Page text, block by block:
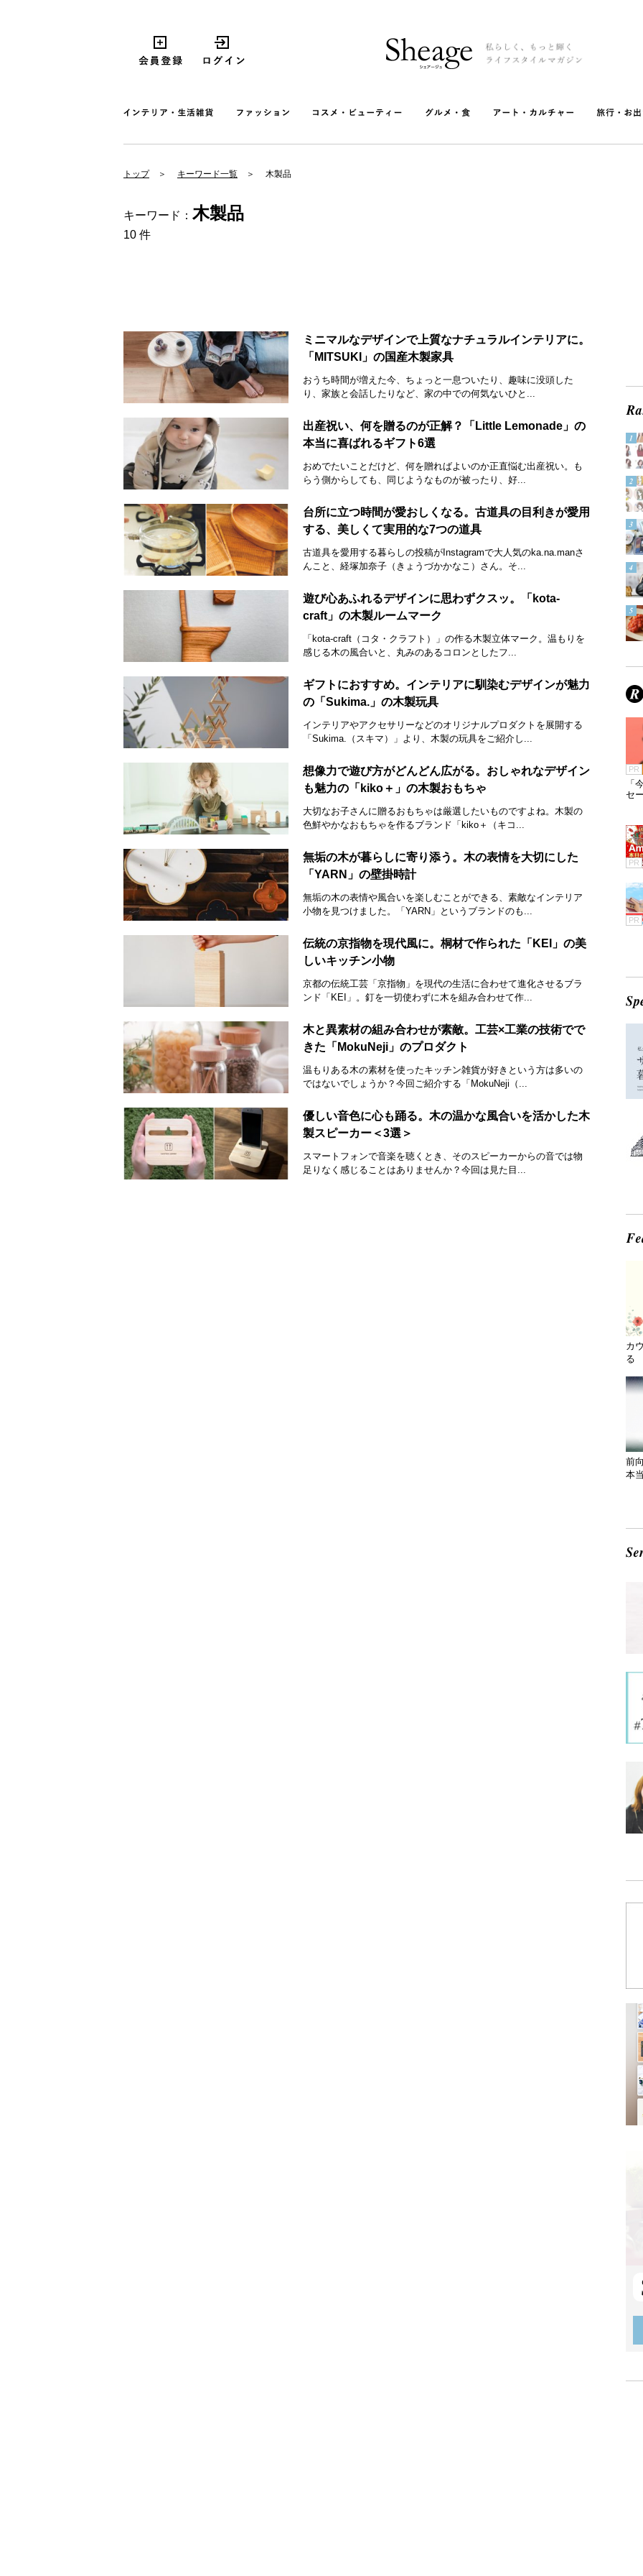
トップ キーワード一覧 木製品
キーワード： 木製品
10 件
ミニマルなデザインで上質なナチュラルインテリアに。
「MITSUKI」の国産木製家具
おうち時間が増えた今、ちょっと一息ついたり、趣味に没頭した
り、家族と会話したりなど、家の中での何気ないひと...
出産祝い、何を贈るのが正解？「Little Lemonade」の
本当に喜ばれるギフト6選
おめでたいことだけど、何を贈ればよいのか正直悩む出産祝い。も
らう側からしても、同じようなものが被ったり、好...
台所に立つ時間が愛おしくなる。古道具の目利きが愛用
する、美しくて実用的な7つの道具
古道具を愛用する暮らしの投稿がInstagramで大人気のka.na.manさ
んこと、経塚加奈子（きょうづかかなこ）さん。そ...
遊び心あふれるデザインに思わずクスッ。「kota-
craft」の木製ルームマーク
「kota-craft（コタ・クラフト）」の作る木製立体マーク。温もりを
感じる木の風合いと、丸みのあるコロンとしたフ...
ギフトにおすすめ。インテリアに馴染むデザインが魅力
の「Sukima.」の木製玩具
インテリアやアクセサリーなどのオリジナルプロダクトを展開する
「Sukima.（スキマ）」より、木製の玩具をご紹介し...
想像力で遊び方がどんどん広がる。おしゃれなデザイン
も魅力の「kiko＋」の木製おもちゃ
大切なお子さんに贈るおもちゃは厳選したいものですよね。木製の
色鮮やかなおもちゃを作るブランド「kiko＋（キコ...
無垢の木が暮らしに寄り添う。木の表情を大切にした
「YARN」の壁掛時計
無垢の木の表情や風合いを楽しむことができる、素敵なインテリア
小物を見つけました。「YARN」というブランドのも...
伝統の京指物を現代風に。桐材で作られた「KEI」の美
しいキッチン小物
京都の伝統工芸「京指物」を現代の生活に合わせて進化させるブラ
ンド「KEI」。釘を一切使わずに木を組み合わせて作...
木と異素材の組み合わせが素敵。工芸×工業の技術でで
きた「MokuNeji」のプロダクト
温もりある木の素材を使ったキッチン雑貨が好きという方は多いの
ではないでしょうか？今回ご紹介する「MokuNeji（...
優しい音色に心も踊る。木の温かな風合いを活かした木
製スピーカー＜3選＞
スマートフォンで音楽を聴くとき、そのスピーカーからの音では物
足りなく感じることはありませんか？今回は見た目...
PR
「
セ
PR
PR
カ
る
前
本